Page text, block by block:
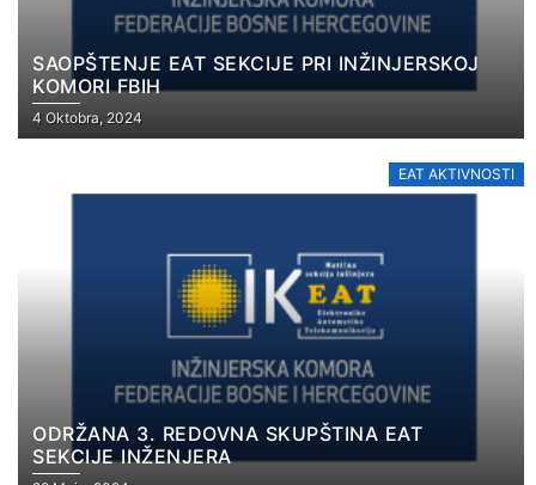
SAOPŠTENJE EAT SEKCIJE PRI INŽINJERSKOJ
KOMORI FBIH
4 Oktobra, 2024
EAT AKTIVNOSTI
ODRŽANA 3. REDOVNA SKUPŠTINA EAT
SEKCIJE INŽENJERA